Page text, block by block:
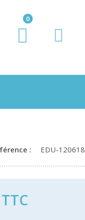
0
: EDU-120618
TTC